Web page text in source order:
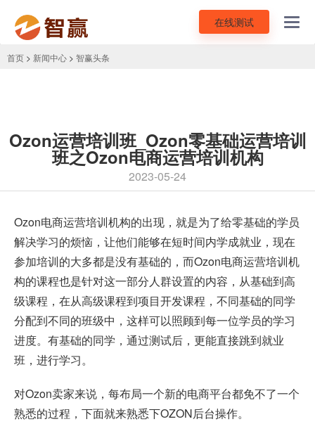
在线测试
首页 > 新闻中心 > 智赢头条
Ozon运营培训班_Ozon零基础运营培训
班之Ozon电商运营培训机构
2023-05-24
Ozon电商运营培训机构的出现，就是为了给零基础的学员
解决学习的烦恼，让他们能够在短时间内学成就业，现在
参加培训的大多都是没有基础的，而Ozon电商运营培训机
构的课程也是针对这一部分人群设置的内容，从基础到高
级课程，在从高级课程到项目开发课程，不同基础的同学
分配到不同的班级中，这样可以照顾到每一位学员的学习
进度。有基础的同学，通过测试后，更能直接跳到就业
班，进行学习。
对Ozon卖家来说，每布局一个新的电商平台都免不了一个
熟悉的过程，下面就来熟悉下OZON后台操作。